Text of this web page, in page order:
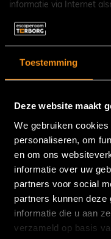
Toestemming
Deze website maakt
We gebruiken
personaliseren, om
en om ons
informatie over uw
partners voor social
partners kunnen deze
informatie die u aan
verzameld op basis
informatie via Internet
storingen. Aan de
worden ontleend.
SNEL NAAR
Kamers
Arrangementen
Reserveren
Reviews
Over ons
Contact